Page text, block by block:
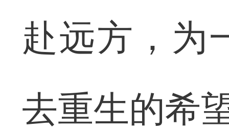
赴远方，为
去重生的希